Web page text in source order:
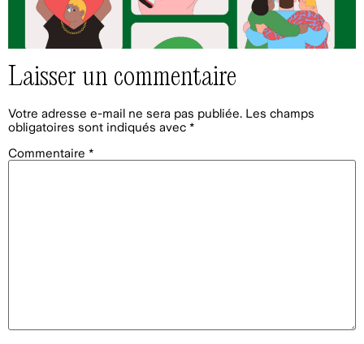
Laisser un commentaire
Votre adresse e-mail ne sera pas publiée. Les champs
obligatoires sont indiqués avec *
Commentaire *